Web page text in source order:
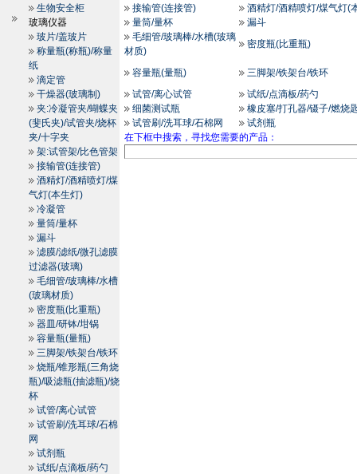
生物安全柜
玻璃仪器
玻片/盖玻片
称量瓶(称瓶)/称量
纸
滴定管
干燥器(玻璃制)
夹:冷凝管夹/蝴蝶夹
(斐氏夹)/试管夹/烧杯
夹/十字夹
架:试管架/比色管架
接输管(连接管)
酒精灯/酒精喷灯/煤
气灯(本生灯)
冷凝管
量筒/量杯
漏斗
滤膜/滤纸/微孔滤膜
过滤器(玻璃)
毛细管/玻璃棒/水槽
(玻璃材质)
密度瓶(比重瓶)
器皿/研钵/坩锅
容量瓶(量瓶)
三脚架/铁架台/铁环
烧瓶/锥形瓶(三角烧
瓶)/吸滤瓶(抽滤瓶)/烧
杯
试管/离心试管
试管刷/洗耳球/石棉
网
试剂瓶
试纸/点滴板/药勺
接输管(连接管)
酒精灯/酒精喷灯/煤气灯(
量筒/量杯
漏斗
毛细管/玻璃棒/水槽(玻璃
材质)
密度瓶(比重瓶)
容量瓶(量瓶)
三脚架/铁架台/铁环
试管/离心试管
试纸/点滴板/药勺
细菌测试瓶
橡皮塞/打孔器/镊子/燃烧
试管刷/洗耳球/石棉网
试剂瓶
在下框中搜索，寻找您需要的产品：